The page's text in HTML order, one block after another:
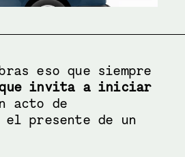
eso que siempre
que invita a iniciar
acto de
el presente de un